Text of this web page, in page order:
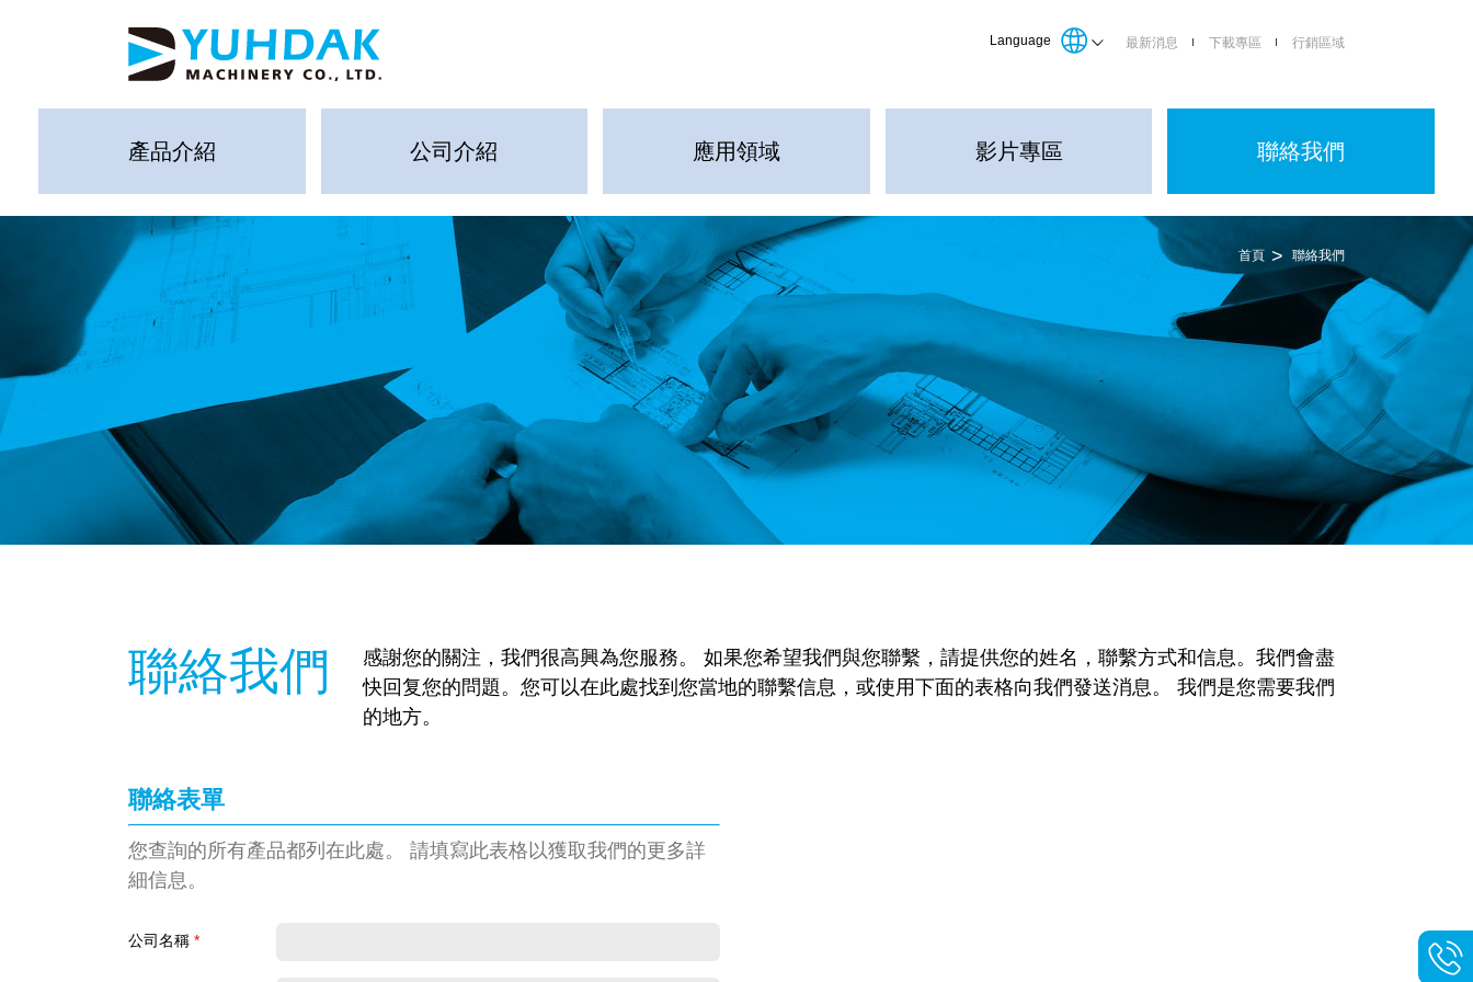
Language 最新消息 下載專區 行銷區域
產品介紹 公司介紹 應用領域 影片專區 聯絡我們
首頁 聯絡我們
聯絡我們
感謝您的關注，我們很高興為您服務。 如果您希望我們與您聯繫，請提供您的姓名，聯繫方式和信息。我們會盡
快回复您的問題。您可以在此處找到您當地的聯繫信息，或使用下面的表格向我們發送消息。 我們是您需要我們
的地方。
聯絡表單
您查詢的所有產品都列在此處。 請填寫此表格以獲取我們的更多詳
細信息。
公司名稱 *